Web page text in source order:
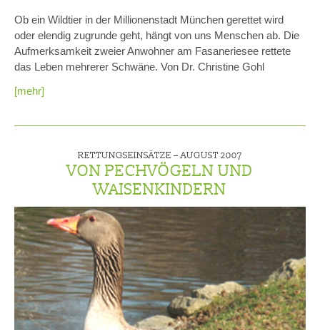
Ob ein Wildtier in der Millionenstadt München gerettet wird
oder elendig zugrunde geht, hängt von uns Menschen ab. Die
Aufmerksamkeit zweier Anwohner am Fasaneriesee rettete
das Leben mehrerer Schwäne. Von Dr. Christine Gohl
[mehr]
RETTUNGSEINSÄTZE – AUGUST 2007
VON PECHVÖGELN UND
WAISENKINDERN